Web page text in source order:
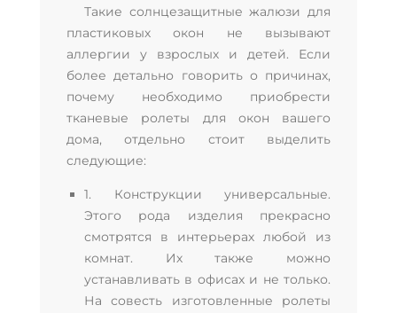
Такие солнцезащитные жалюзи для
пластиковых окон не вызывают
аллергии у взрослых и детей. Если
более детально говорить о причинах,
почему необходимо приобрести
тканевые ролеты для окон вашего
дома, отдельно стоит выделить
следующие:
1. Конструкции универсальные.
Этого рода изделия прекрасно
смотрятся в интерьерах любой из
комнат. Их также можно
устанавливать в офисах и не только.
На совесть изготовленные ролеты